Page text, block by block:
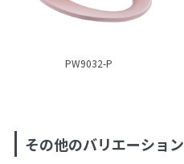
PW9032-P
その他のバリエーション